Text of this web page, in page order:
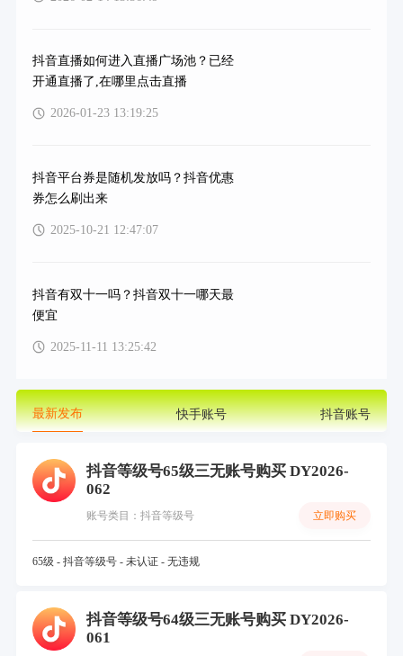
抖音直播如何进入直播广场池？已经
开通直播了,在哪里点击直播
2026-01-23 13:19:25
抖音平台券是随机发放吗？抖音优惠
券怎么刷出来
2025-10-21 12:47:07
抖音有双十一吗？抖音双十一哪天最
便宜
2025-11-11 13:25:42
最新发布 快手账号 抖音账号
抖音等级号65级三无账号购买 DY2026-
062
账号类目：抖音等级号 立即购买
65级 - 抖音等级号 - 未认证 - 无违规
抖音等级号64级三无账号购买 DY2026-
061